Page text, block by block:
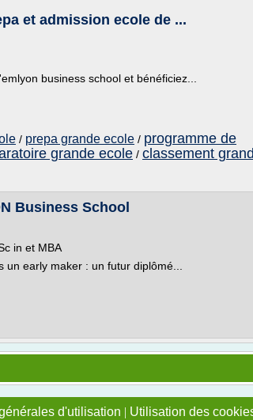
et admission ecole de ...
business school et bénéficiez...
/ prepa grande ecole / programme de
grande ecole / classement
Business School
in et MBA
early maker : un futur diplômé...
d'utilisation | Utilisation des